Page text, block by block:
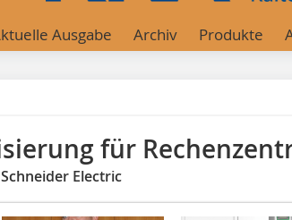
Ausgabe Archiv Produkte
für
Electric